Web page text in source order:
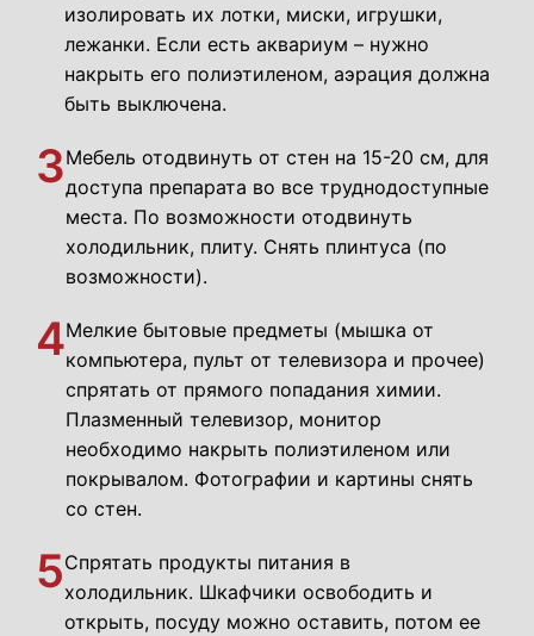
изолировать их лотки, миски, игрушки,
лежанки. Если есть аквариум – нужно
накрыть его полиэтиленом, аэрация должна
быть выключена.
3Мебель отодвинуть от стен на 15-20 см, для
доступа препарата во все труднодоступные
места. По возможности отодвинуть
холодильник, плиту. Снять плинтуса (по
возможности).
4Мелкие бытовые предметы (мышка от
компьютера, пульт от телевизора и прочее)
спрятать от прямого попадания химии.
Плазменный телевизор, монитор
необходимо накрыть полиэтиленом или
покрывалом. Фотографии и картины снять
со стен.
5Спрятать продукты питания в
холодильник. Шкафчики освободить и
открыть, посуду можно оставить, потом ее